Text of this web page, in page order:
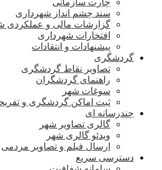
سند چشم انداز شهرداری
گزارشات مالی و عملکردی
افتخارات شهرداری
پیشنهادات و انتقادات
گردشگری
تصاویر نقاط گردشگری
راهنمای گردشگران
سوغات شهر
ثبت اماکن گردشگری و
چندرسانه ای
گالری تصاویر شهر
ویدئو گالری شهر
ارسال فیلم و تصاویر مردمی
دسترسی سریع